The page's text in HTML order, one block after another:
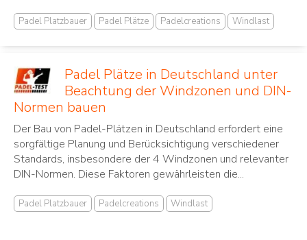
Padel Platzbauer Padel Plätze Padelcreations Windlast
Padel Plätze in Deutschland unter
Beachtung der Windzonen und DIN-
Normen bauen
Der Bau von Padel-Plätzen in Deutschland erfordert eine
sorgfältige Planung und Berücksichtigung verschiedener
Standards, insbesondere der 4 Windzonen und relevanter
DIN-Normen. Diese Faktoren gewährleisten die...
Padel Platzbauer Padelcreations Windlast